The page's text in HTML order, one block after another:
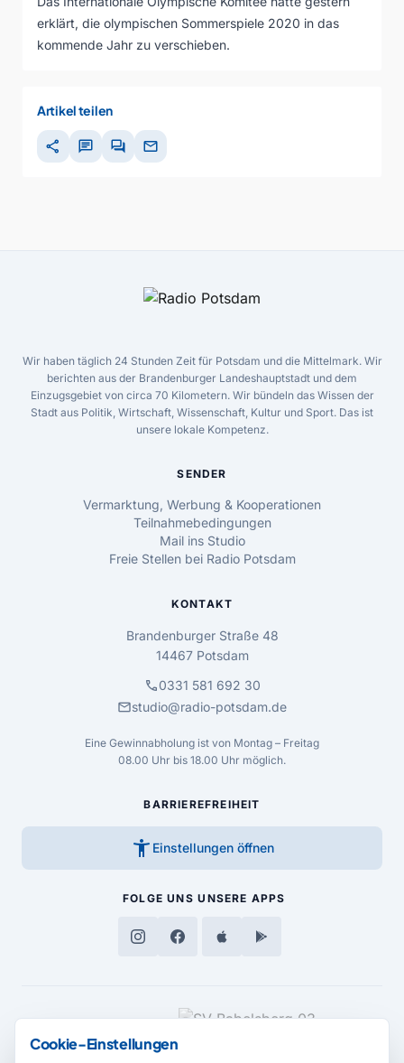
erklärt, die olympischen Sommerspiele 2020 in das
kommende Jahr zu verschieben.
Artikel teilen
share chat forum mail
Wir haben täglich 24 Stunden Zeit für Potsdam und die Mittelmark. Wir
berichten aus der Brandenburger Landeshauptstadt und dem
Einzugsgebiet von circa 70 Kilometern. Wir bündeln das Wissen der
Stadt aus Politik, Wirtschaft, Wissenschaft, Kultur und Sport. Das ist
unsere lokale Kompetenz.
SENDER
Vermarktung, Werbung & Kooperationen
Teilnahmebedingungen
Mail ins Studio
Freie Stellen bei Radio Potsdam
KONTAKT
Brandenburger Straße 48
14467 Potsdam
call0331 581 692 30
mailstudio@radio-potsdam.de
Eine Gewinnabholung ist von Montag – Freitag
08.00 Uhr bis 18.00 Uhr möglich.
BARRIEREFREIHEIT
accessibility_new Einstellungen öffnen
FOLGE UNS UNSERE APPS
MEDIENPARTNER
Cookie-Einstellungen